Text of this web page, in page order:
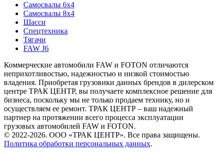
Самосвалы 6х4
Самосвалы 8х4
Шасси
Спецтехника
Тягачи
FAW J6
Коммерческие автомобили FAW и FOTON отличаются
неприхотливостью, надежностью и низкой стоимостью
владения. Приобретая грузовики данных брендов в дилерском
центре ТРАК ЦЕНТР, вы получаете комплексное решение для
бизнеса, поскольку мы не только продаем технику, но и
осуществляем ее ремонт. ТРАК ЦЕНТР – ваш надежный
партнер на протяжении всего процесса эксплуатации
грузовых автомобилей FAW и FOTON.
© 2022-2026. ООО «ТРАК ЦЕНТР». Все права защищены.
Политика обработки персональных данных.